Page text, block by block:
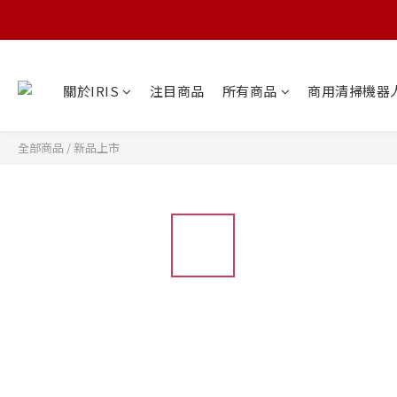
關於IRIS 注目商品 所有商品 商用清掃機器
全部商品 /新品上市